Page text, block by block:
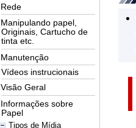
Rede
Manipulando papel,
Originais, Cartucho de
tinta etc.
Manutenção
Vídeos instrucionais
Visão Geral
Informações sobre
Papel
Tipos de Mídia